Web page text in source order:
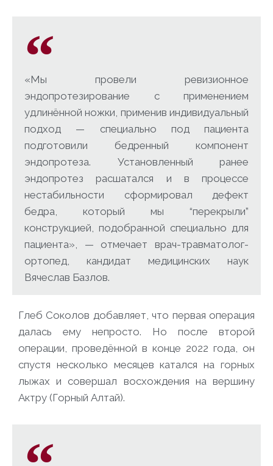
«Мы провели ревизионное
эндопротезирование с применением
удлинённой ножки, применив индивидуальный
подход — специально под пациента
подготовили бедренный компонент
эндопротеза. Установленный ранее
эндопротез расшатался и в процессе
нестабильности сформировал дефект
бедра, который мы “перекрыли”
конструкцией, подобранной специально для
пациента», — отмечает врач-травматолог-
ортопед, кандидат медицинских наук
Вячеслав Базлов.
Глеб Соколов добавляет, что первая операция
далась ему непросто. Но после второй
операции, проведённой в конце 2022 года, он
спустя несколько месяцев катался на горных
лыжах и совершал восхождения на вершину
Актру (Горный Алтай).